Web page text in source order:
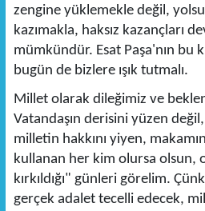
zengine yüklemekle değil,
kazımakla, haksız kazançları
mümkündür. Esat Paşa'nın bu
bugün de bizlere ışık tutmalı.
Millet olarak dileğimiz ve
Vatandaşın derisini yüzen
milletin hakkını yiyen,
kullanan her kim olursa olsun,
kırkıldığı" günleri görelim.
gerçek adalet tecelli edecek,